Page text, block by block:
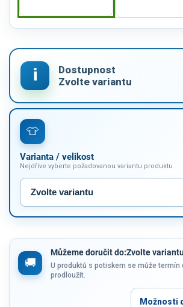
Varianta / velikost
Nejdříve vyberte požadovanou variantu produktu
Můžeme doručit do:Zvolte
U produktů s potiskem se může termín
prodloužit.
Možnosti